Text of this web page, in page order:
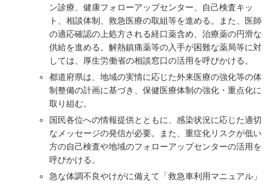
ン診療、健康フォローアップセンター、自己検査キッ
ト、相談体制、救急医療の取組等を進める。また、医師
の適応確認の上処方される経口薬含め、治療薬の円滑な
供給を進める。解熱鎮痛薬等の入手が困難な薬局等に対
しては、厚生労働省の相談窓口の活用を呼びかける。
都道府県は、地域の実情に応じた外来医療の強化等の体
制整備の計画に基づき、保健医療体制の強化・重点化に
取り組む。
国民各位への情報提供とともに、感染状況に応じた適切
なメッセージの発信が必要。また、重症化リスクが低い
方の自己検査や地域のフォローアップセンターの活用を
呼びかける。
急な体調不良やけがに備えて「救急車利用マニュアル」